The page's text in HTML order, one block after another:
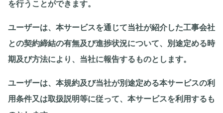
を行うことができます。
ユーザーは、本サービスを通じて当社が紹介した工事会社
との契約締結の有無及び進捗状況について、別途定める時
期及び方法により、当社に報告するものとします。
ユーザーは、本規約及び当社が別途定める本サービスの利
用条件又は取扱説明等に従って、本サービスを利用するも